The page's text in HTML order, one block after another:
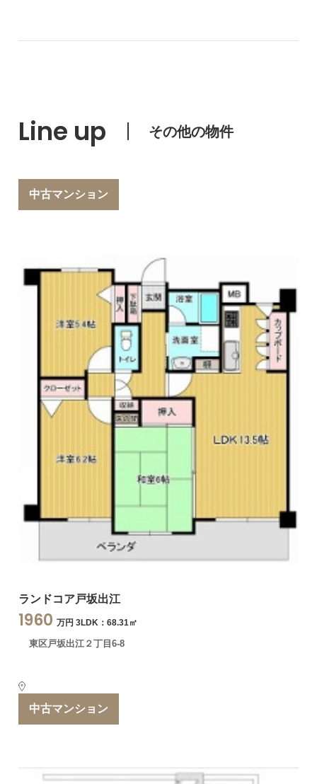
Line up その他の物件
中古マンション
ランドコア戸坂出江
1960 万円 3LDK：68.31㎡
東区戸坂出江２丁目6-8
中古マンション